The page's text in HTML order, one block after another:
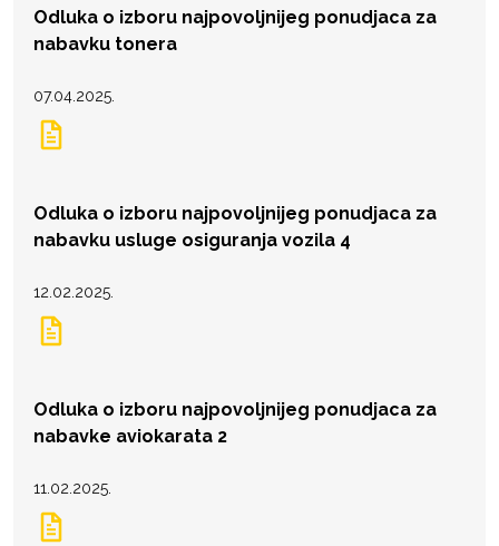
Odluka o izboru najpovoljnijeg ponudjaca za
nabavku tonera
07.04.2025.
Odluka o izboru najpovoljnijeg ponudjaca za
nabavku usluge osiguranja vozila 4
12.02.2025.
Odluka o izboru najpovoljnijeg ponudjaca za
nabavke aviokarata 2
11.02.2025.